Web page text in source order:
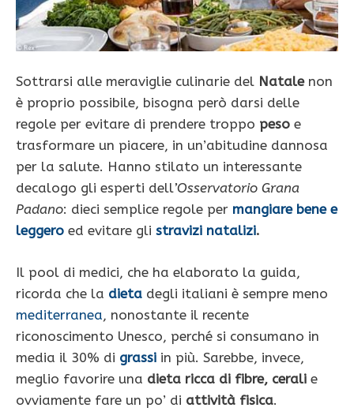
Sottrarsi alle meraviglie culinarie del Natalenon
è proprio possibile, bisogna però darsi delle
regole per evitare di prendere troppo peso e
trasformare un piacere, in un’abitudine dannosa
per la salute. Hanno stilato un interessante
decalogo gli esperti dell’Osservatorio Grana
Padano: dieci semplice regole per mangiare bene e
leggero ed evitare gli stravizi natalizi.
Il pool di medici, che ha elaborato la guida,
ricorda che la dieta degli italiani è sempre meno
mediterranea, nonostante il recente
riconoscimento Unesco, perché si consumano in
media il 30% di grassi in più. Sarebbe, invece,
meglio favorire una dieta ricca di fibre, cerali e
ovviamente fare un po’ di attività fisica.